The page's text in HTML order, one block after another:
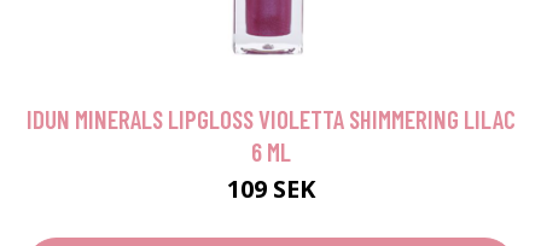
IDUN MINERALS LIPGLOSS VIOLETTA SHIMMERING LILAC
6 ML
109 SEK